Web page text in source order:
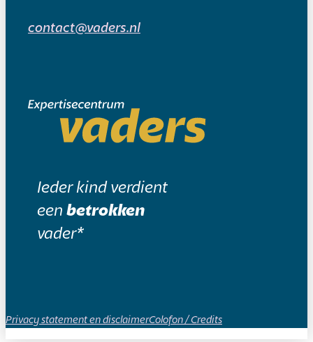
Ieder kind verdient
eenbetrokken
vader*
contact@vaders.nl
Privacy statement en disclaimerColofon / Credits